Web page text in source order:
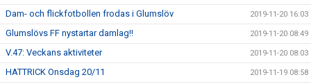
Dam- och flickfotbollen frodas i Glumslöv 2019-11-20 16:03
Glumslövs FF nystartar damlag!! 2019-11-20 08:49
V.47: Veckans aktiviteter 2019-11-20 08:03
HATTRICK Onsdag 20/11 2019-11-19 08:58